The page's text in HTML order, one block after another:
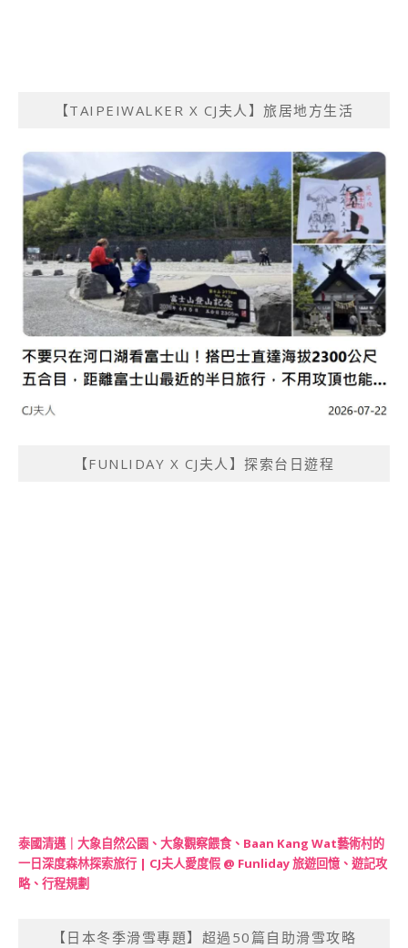
【TAIPEIWALKER X CJ夫人】旅居地方生活
【FUNLIDAY X CJ夫人】探索台日遊程
泰國清邁｜大象自然公園、大象觀察餵食、Baan Kang Wat藝術村的
一日深度森林探索旅行 | CJ夫人愛度假 @ Funliday 旅遊回憶、遊記攻
略、行程規劃
【日本冬季滑雪專題】超過50篇自助滑雪攻略